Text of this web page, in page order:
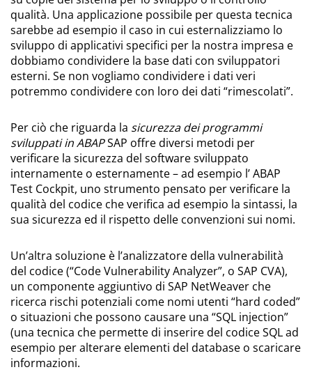
qualità. Una applicazione possibile per questa tecnica
sarebbe ad esempio il caso in cui esternalizziamo lo
sviluppo di applicativi specifici per la nostra impresa e
dobbiamo condividere la base dati con sviluppatori
esterni. Se non vogliamo condividere i dati veri
potremmo condividere con loro dei dati “rimescolati”.
Per ciò che riguarda la sicurezza dei programmi
sviluppati in ABAPSAP offre diversi metodi per
verificare la sicurezza del software sviluppato
internamente o esternamente – ad esempio l’ ABAP
Test Cockpit, uno strumento pensato per verificare la
qualità del codice che verifica ad esempio la sintassi, la
sua sicurezza ed il rispetto delle convenzioni sui nomi.
Un’altra soluzione è l’analizzatore della vulnerabilità
del codice (“Code Vulnerability Analyzer”, o SAP CVA),
un componente aggiuntivo di SAP NetWeaver che
ricerca rischi potenziali come nomi utenti “hard coded”
o situazioni che possono causare una “SQL injection”
(una tecnica che permette di inserire del codice SQL ad
esempio per alterare elementi del database o scaricare
informazioni.